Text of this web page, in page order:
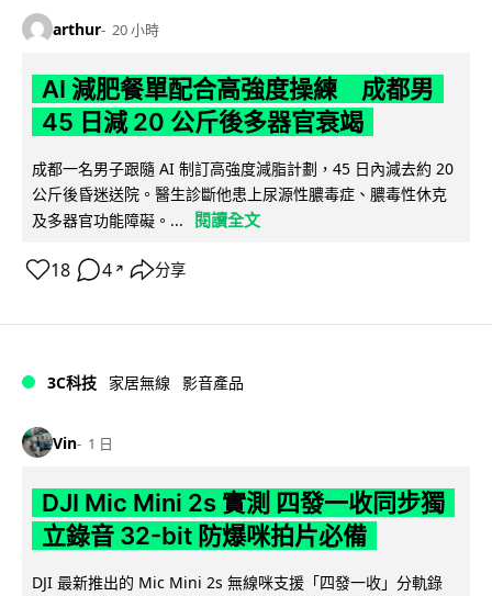
arthur 20 小時
AI 減肥餐單配合高強度操練 成都男
45 日減 20 公斤後多器官衰竭
成都一名男子跟隨 AI 制訂高強度減脂計劃，45 日內減去約 20
公斤後昏迷送院。醫生診斷他患上尿源性膿毒症、膿毒性休克
及多器官功能障礙。...
閱讀全文
18 4 ↗ 分享
3C科技 家居無線 影音產品
Vin 1 日
DJI Mic Mini 2s 實測 四發一收同步獨
立錄音 32-bit 防爆咪拍片必備
DJI 最新推出的 Mic Mini 2s 無線咪支援「四發一收」分軌錄